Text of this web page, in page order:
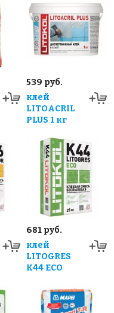
539 руб.
клей
LITOACRIL
PLUS 1 кг
681 руб.
клей
LITOGRES
K44 ECO